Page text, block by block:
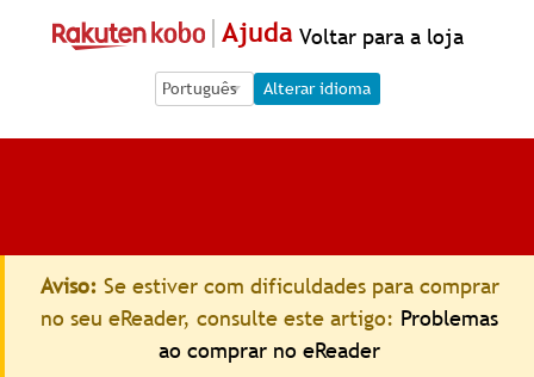
Ajuda Voltar para a loja
Language Selection
Language Selection
Alterar idioma
Aviso: Se estiver com dificuldades para comprar
no seu eReader, consulte este artigo: Problemas
ao comprar no eReader